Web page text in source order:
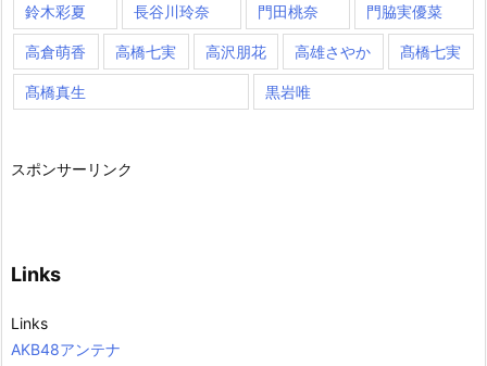
鈴木彩夏 長谷川玲奈 門田桃奈 門脇実優菜
高倉萌香 高橋七実 高沢朋花 高雄さやか 髙橋七実
髙橋真生 黒岩唯
スポンサーリンク
Links
Links
AKB48アンテナ